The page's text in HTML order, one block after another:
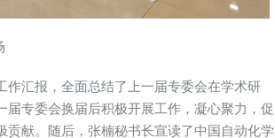
汇报，全面总结了上一届专委会在学术研
专委会换届后积极开展工作，凝心聚力，促
献。随后，张楠秘书长宣读了中国自动化学